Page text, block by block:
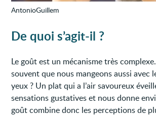
AntonioGuillem
De quoi s’agit-il ?
Le goût est un mécanisme très
souvent que nous mangeons aussi avec
yeux ? Un plat qui a l’air savoureux
sensations gustatives et nous donne
goût combine donc les perceptions de